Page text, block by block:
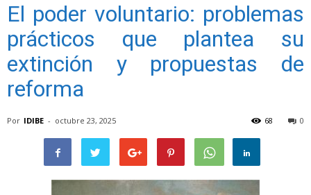
El poder voluntario: problemas
prácticos que plantea su
extinción y propuestas de
reforma
Por IDIBE - octubre 23, 2025 0
68